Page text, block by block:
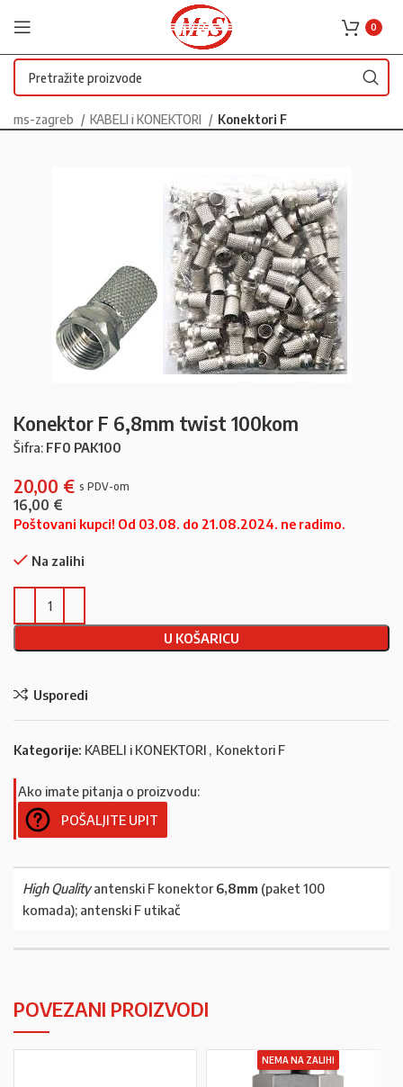
0
ms-zagreb KABELI i KONEKTORI Konektori F
Konektor F 6,8mm twist 100kom
Šifra: FF0 PAK100
20,00 €
16,00 €
Poštovani kupci! Od 03.08. do 21.08.2024. ne radimo.
Na zalihi
U KOŠARICU
Usporedi
Kategorije: KABELI i KONEKTORI , Konektori F
Ako imate pitanja o proizvodu:
POŠALJITE UPIT
High Qualityantenski F konektor6,8mm (paket 100
komada); antenski F utikač
POVEZANI PROIZVODI
NEMA NA ZALIHI